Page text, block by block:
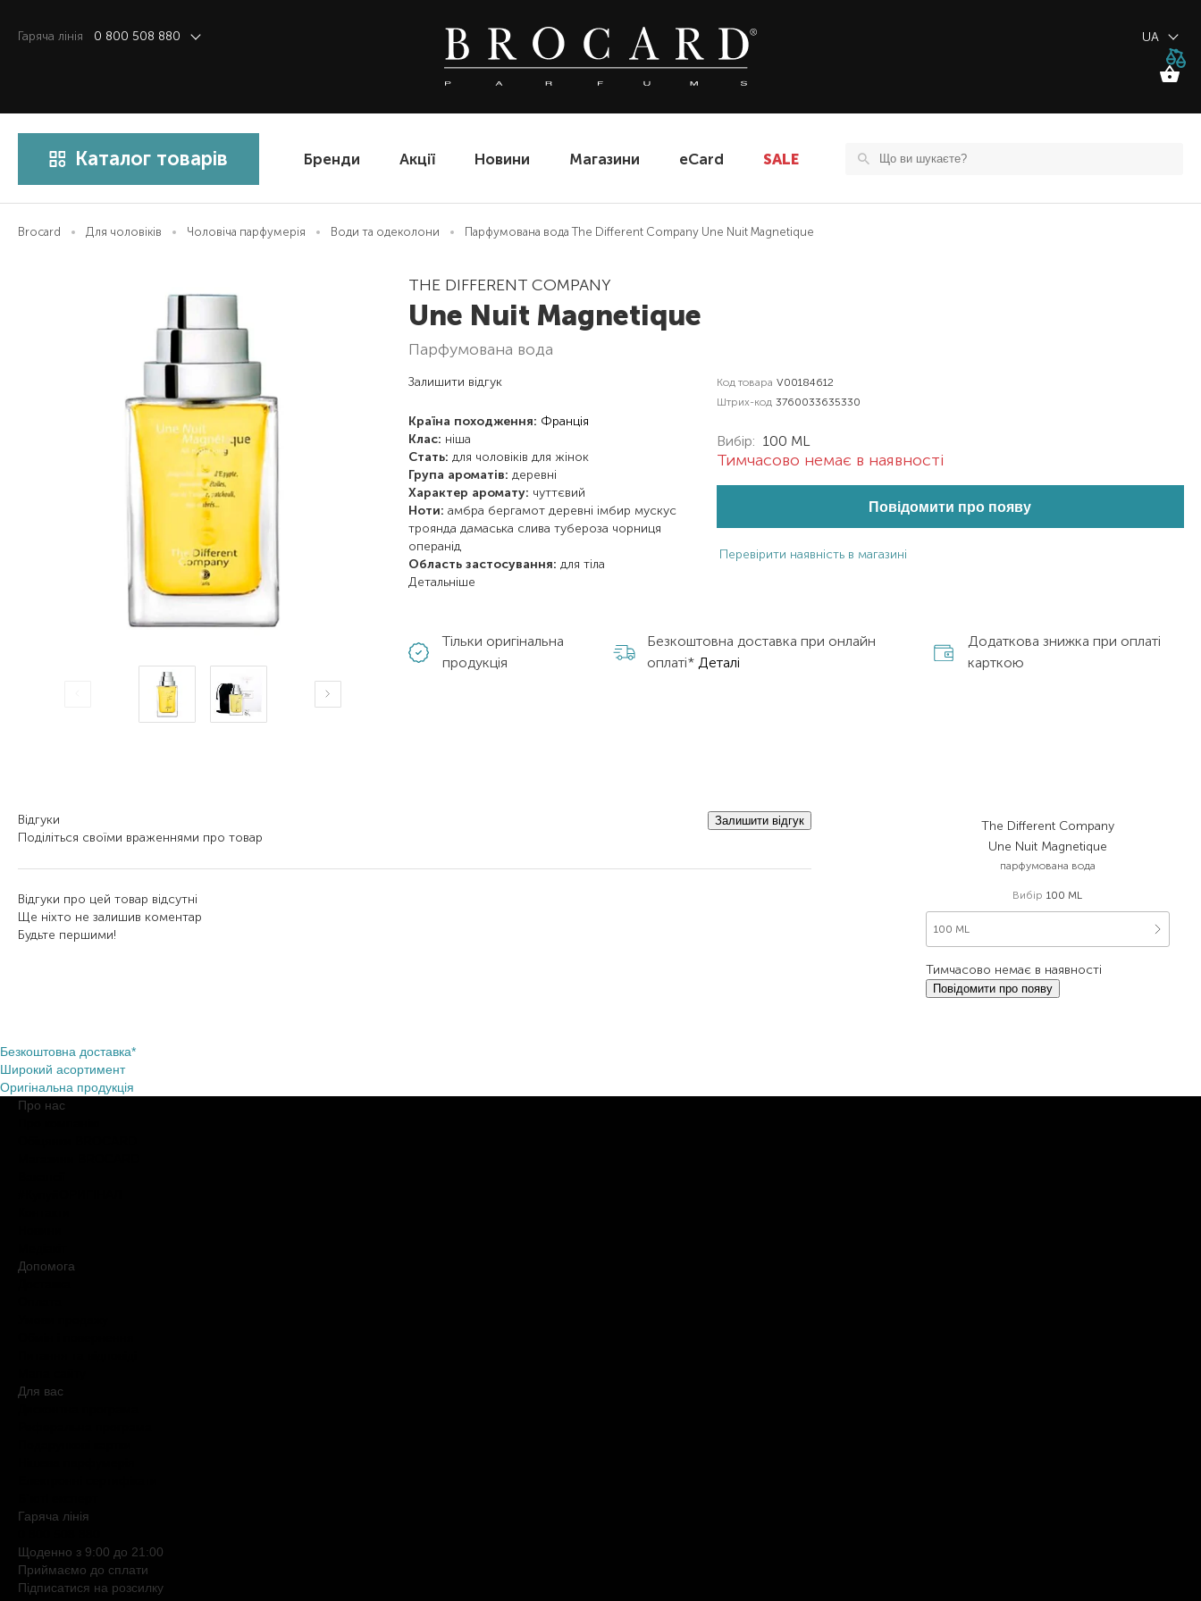
Гаряча лiнiя 0 800 508 880 UA
Каталог товарів Бренди Акції Новини Магазини eCard SALE
Brocard Для чоловіків Чоловіча парфумерія Води та одеколони Парфумована вода The Different Company Une Nuit Magnetique
THE DIFFERENT COMPANY
Une Nuit Magnetique
парфумована вода
Залишити відгук
Країна походження: Франція
Клас: ніша
Стать: для чоловіківдля жінок
Група ароматів: деревні
Характер аромату: чуттєвий
Ноти: амбра бергамотдеревні імбир мускус
троянда дамаська сливатубероза чорниця
операнід
Область застосування: для тіла
Детальніше
Код товара V00184612
Штрих-код 3760033635330
Вибір: 100 ML
Тимчасово немає в наявності
Повідомити про появу
Перевірити наявність в магазині
Тільки оригінальна
продукція
Безкоштовна доставка при онлайн
оплаті* Деталі
Додаткова знижка при оплаті
карткою
Відгуки
Поділіться своїми враженнями про товар
Залишити відгук
Відгуки про цей товар відсутні
Ще ніхто не залишив коментар
Будьте першими!
The Different Company
Une Nuit Magnetique
парфумована вода
Вибір 100 ML
100 ML
Тимчасово немає в наявності
Повідомити про появу
Безкоштовна доставка*
Широкий асортимент
Оригінальна продукція
Про нас
Допомога
Для вас
Гаряча лiнiя
Щоденно з 9:00 до 21:00
Приймаємо до сплати
Підписатися на розсилку